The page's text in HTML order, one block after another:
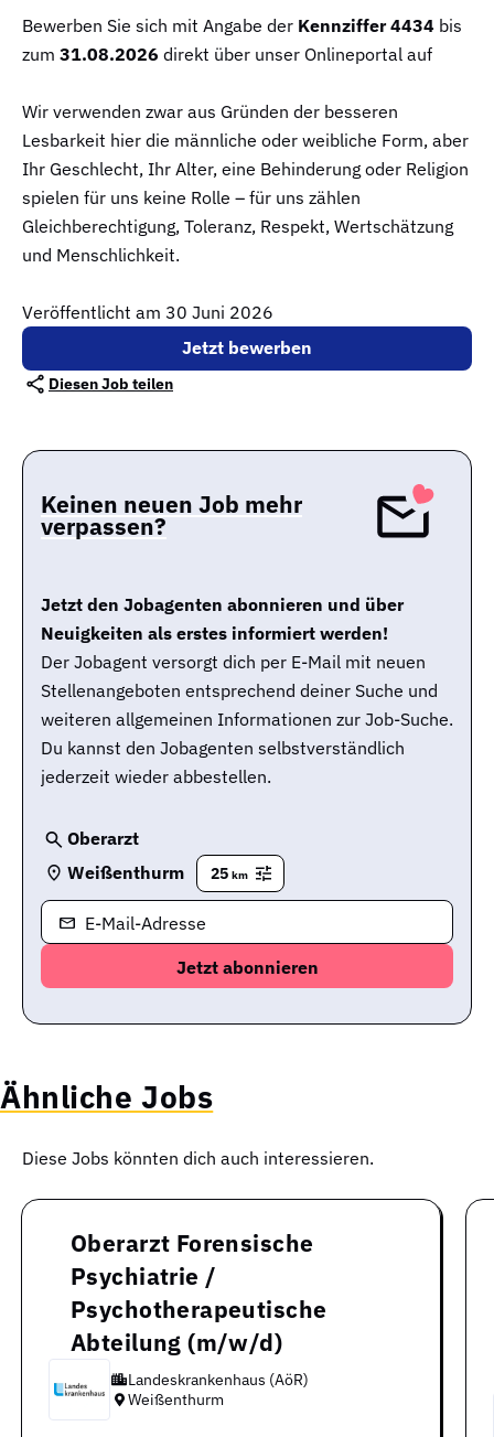
Bewerben Sie sich mit Angabe der Kennziffer 4434 bis
zum 31.08.2026 direkt über unser Onlineportal auf
Wir verwenden zwar aus Gründen der besseren
Lesbarkeit hier die männliche oder weibliche Form, aber
Ihr Geschlecht, Ihr Alter, eine Behinderung oder Religion
spielen für uns keine Rolle – für uns zählen
Gleichberechtigung, Toleranz, Respekt, Wertschätzung
und Menschlichkeit.
Veröffentlicht am 30 Juni 2026
Jetzt bewerben
Diesen Job teilen
Keinen neuen Job mehr
verpassen?
Jetzt den Jobagenten abonnieren und über
Neuigkeiten als erstes informiert werden!
Der Jobagent versorgt dich per E-Mail mit neuen
Stellenangeboten entsprechend deiner Suche und
weiteren allgemeinen Informationen zur Job-Suche.
Du kannst den Jobagenten selbstverständlich
jederzeit wieder abbestellen.
Oberarzt
Weißenthurm
25 km
E-Mail-Adresse
Ähnliche Jobs
Diese Jobs könnten dich auch interessieren.
Oberarzt Forensische
Psychiatrie /
Psychotherapeutische
Abteilung (m/w/d)
Landeskrankenhaus (AöR)
Weißenthurm